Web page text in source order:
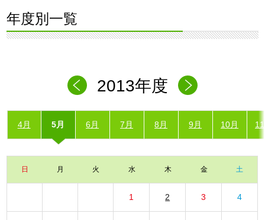
年度別一覧
2013年度
4月 5月 6月 7月 8月 9月 10月
日 月 火 水 木 金 土
1 2 3 4